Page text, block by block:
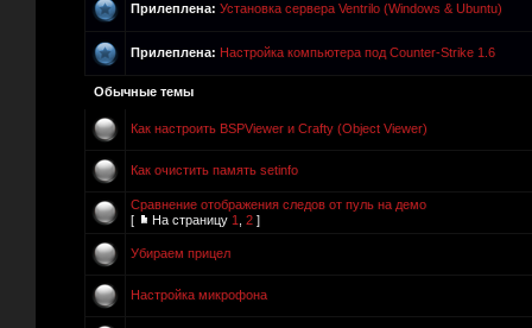
Прилеплена: Установка сервера Ventrilo (Windows & Ubuntu)
Прилеплена: Настройка компьютера под Counter-Strike 1.6
Обычные темы
Как настроить BSPViewer и Crafty (Object Viewer)
Как очистить память setinfo
Сравнение отображения следов от пуль на демо
[
На страницу 1 2 ]
Убираем прицел
Настройка микрофона